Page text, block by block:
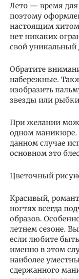
Лето — время
поэтому
настоящим
нет никаких
свой уникальный
Обратите
набережные.
изобразить
звезды или рыбки
При желании
одном маникюре.
данном случае
основном это
Цветочный
Красивый,
ногтях всегда
образов.
летнем сезоне.
если любите
именно в этом
наиболее
сдержанного